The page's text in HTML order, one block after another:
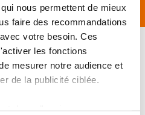
nous permettent de mieux
faire des recommandations
votre besoin. Ces
les fonctions
mesurer notre audience et
de la publicité ciblée.
ÊTRE INTÉRESSÉ